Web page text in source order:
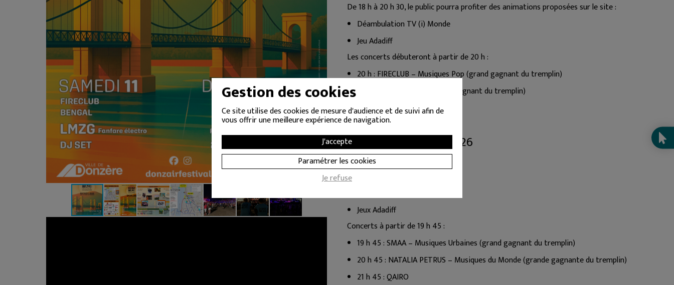
De 18 h à 20 h 30, le public pourra profiter des animations proposées sur le site :
Déambulation TV (i) Monde
Jeu Adadiff
Les concerts débuteront à partir de 20 h :
20 h : FIRECLUB – Musiques Pop (grand gagnant du tremplin)
21 h : BENGAL – Rock (grand gagnant du tremplin)
22 h : LMZG
00 h : DJ FUCKING MOTHER
Dimanche 12 juillet 2026
Ouverture des portes à 18 h.
Animations de 18 h à 20 h 30 :
Jeux Adadiff
Concerts à partir de 19 h 45 :
19 h 45 : SMAA – Musiques Urbaines (grand gagnant du tremplin)
20 h 45 : NATALIA PETRUS – Musiques du Monde (grande gagnante du tremplin)
21 h 45 : QAIRO
Gestion des cookies
Ce site utilise des cookies de mesure d'audience et de suivi afin de
vous offrir une meilleure expérience de navigation.
J'accepte
Paramétrer les cookies
Je refuse